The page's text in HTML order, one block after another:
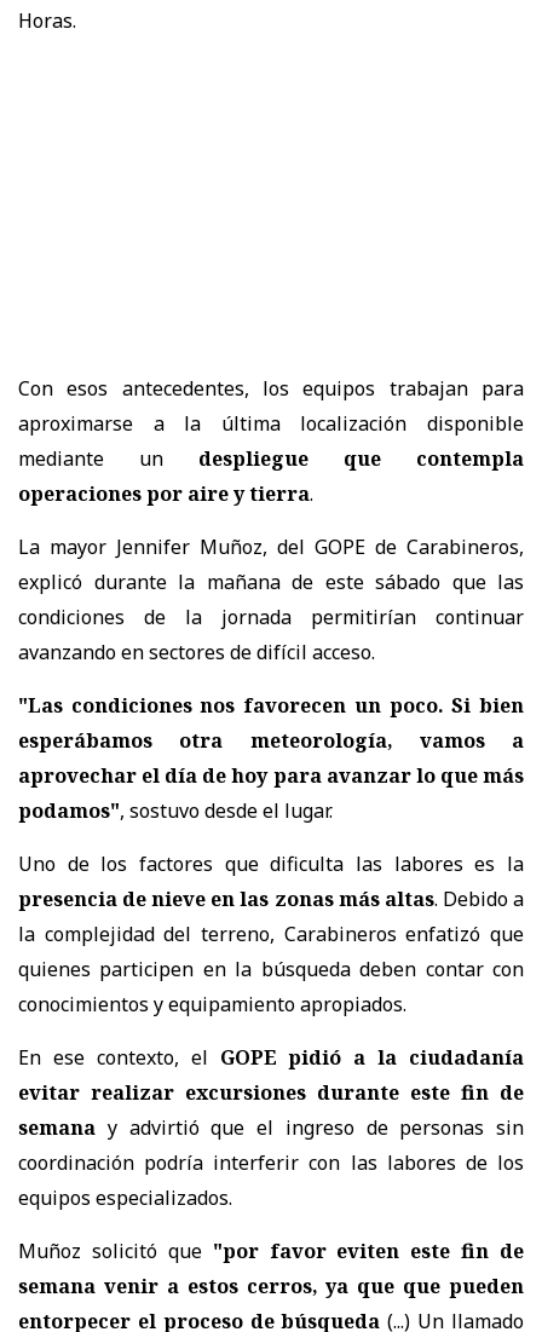
Horas.
Con esos antecedentes, los equipos trabajan para
aproximarse a la última localización disponible
mediante un despliegue que contempla
operaciones por aire y tierra.
La mayor Jennifer Muñoz, del GOPE de Carabineros,
explicó durante la mañana de este sábado que las
condiciones de la jornada permitirían continuar
avanzando en sectores de difícil acceso.
"Las condiciones nos favorecen un poco. Si bien
esperábamos otra meteorología, vamos a
aprovechar el día de hoy para avanzar lo que más
podamos", sostuvo desde el lugar.
Uno de los factores que dificulta las labores es la
presencia de nieve en las zonas más altas. Debido a
la complejidad del terreno, Carabineros enfatizó que
quienes participen en la búsqueda deben contar con
conocimientos y equipamiento apropiados.
En ese contexto, el GOPE pidió a la ciudadanía
evitar realizar excursiones durante este fin de
semana y advirtió que el ingreso de personas sin
coordinación podría interferir con las labores de los
equipos especializados.
Muñoz solicitó que "por favor eviten este fin de
semana venir a estos cerros, ya que que pueden
entorpecer el proceso de búsqueda (...) Un llamado